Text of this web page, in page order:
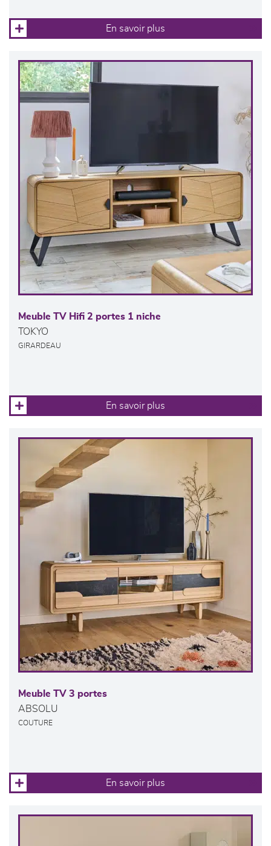
En savoir plus
Meuble TV Hifi 2 portes 1 niche
TOKYO
GIRARDEAU
En savoir plus
Meuble TV 3 portes
ABSOLU
COUTURE
En savoir plus